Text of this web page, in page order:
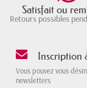
Satisfait ou
Retours possibles
Inscription
Vous pouvez vous
newsletters